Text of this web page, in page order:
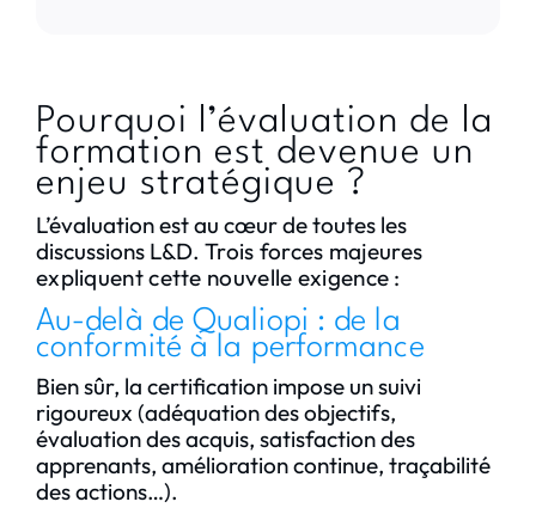
Pourquoi l’évaluation de la
formation est devenue un
enjeu stratégique ?
L’évaluation est au cœur de toutes les
discussions L&D. Trois forces majeures
expliquent cette nouvelle exigence :
Au-delà de Qualiopi : de la
conformité à la performance
Bien sûr, la certification impose un suivi
rigoureux (adéquation des objectifs,
évaluation des acquis, satisfaction des
apprenants, amélioration continue, traçabilité
des actions…).